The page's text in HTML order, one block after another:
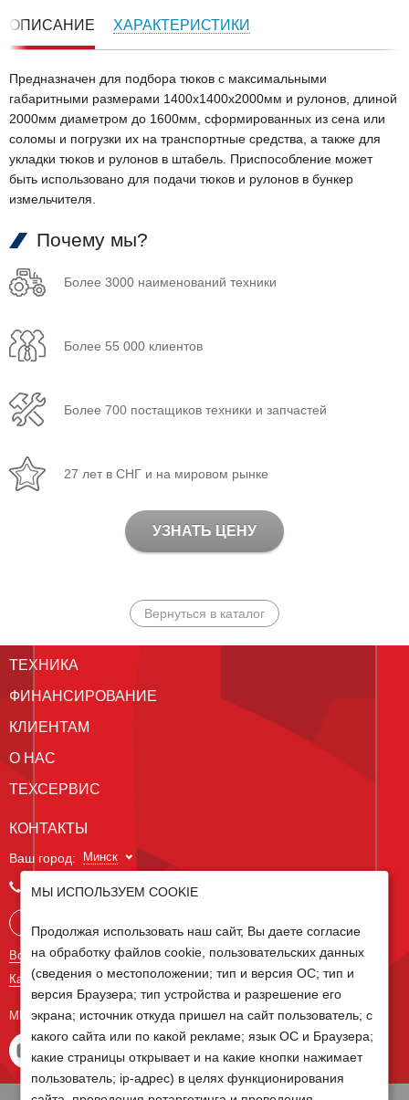
ОПИСАНИЕ ХАРАКТЕРИСТИКИ
Предназначен для подбора тюков с максимальными
габаритными размерами 1400х1400х2000мм и рулонов, длиной
2000мм диаметром до 1600мм, сформированных из сена или
соломы и погрузки их на транспортные средства, а также для
укладки тюков и рулонов в штабель. Приспособление может
быть использовано для подачи тюков и рулонов в бункер
измельчителя.
Почему мы?
Более 3000 наименований техники
Более 55 000 клиентов
Более 700 постащиков техники и запчастей
27 лет в СНГ и на мировом рынке
УЗНАТЬ ЦЕНУ
Вернуться в каталог
ТЕХНИКА
ФИНАНСИРОВАНИЕ
КЛИЕНТАМ
О НАС
ТЕХСЕРВИС
КОНТАКТЫ
Ваш город: Минск
+375 29 238 97 34
Все контакты
Карта сайта
МЫ В СОЦ СЕТЯХ
МЫ ИСПОЛЬЗУЕМ COOKIE
Продолжая использовать наш сайт, Вы даете согласие
на обработку файлов cookie, пользовательских данных
(сведения о местоположении; тип и версия ОС; тип и
версия Браузера; тип устройства и разрешение его
экрана; источник откуда пришел на сайт пользователь; с
какого сайта или по какой рекламе; язык ОС и Браузера;
какие страницы открывает и на какие кнопки нажимает
пользователь; ip-адрес) в целях функционирования